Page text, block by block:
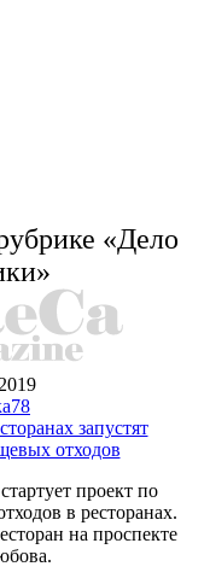
«Дело
запустят
отходов
проект по
в ресторанах.
на проспекте